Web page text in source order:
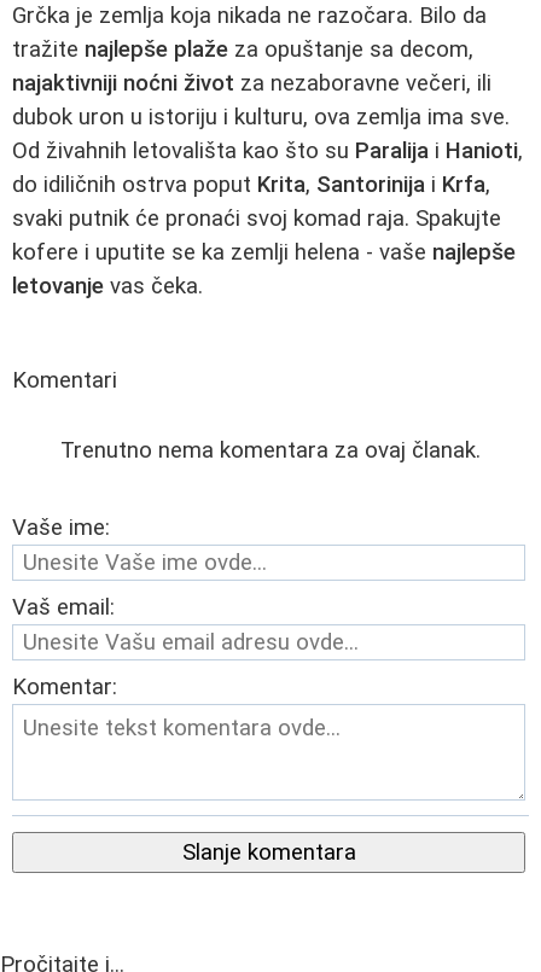
Grčka je zemlja koja nikada ne razočara. Bilo da
tražite najlepše plaže za opuštanje sa decom,
najaktivniji noćni život za nezaboravne večeri, ili
dubok uron u istoriju i kulturu, ova zemlja ima sve.
Od živahnih letovališta kao što su Paralija i Hanioti,
do idiličnih ostrva poput Krita, Santorinija i Krfa,
svaki putnik će pronaći svoj komad raja. Spakujte
kofere i uputite se ka zemlji helena - vaše najlepše
letovanje vas čeka.
Komentari
Trenutno nema komentara za ovaj članak.
Vaše ime:
Vaš email:
Komentar:
Slanje komentara
Pročitajte i...